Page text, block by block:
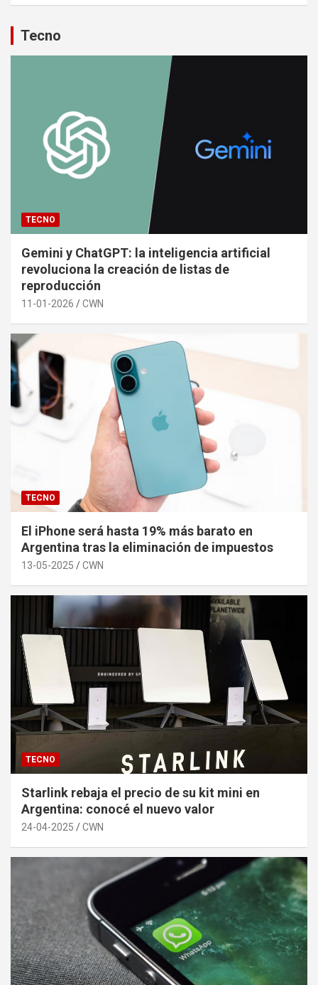
Tecno
TECNO
Gemini y ChatGPT: la inteligencia artificial
revoluciona la creación de listas de
reproducción
11-01-2026 CWN
TECNO
El iPhone será hasta 19% más barato en
Argentina tras la eliminación de impuestos
13-05-2025 CWN
TECNO
Starlink rebaja el precio de su kit mini en
Argentina: conocé el nuevo valor
24-04-2025 CWN